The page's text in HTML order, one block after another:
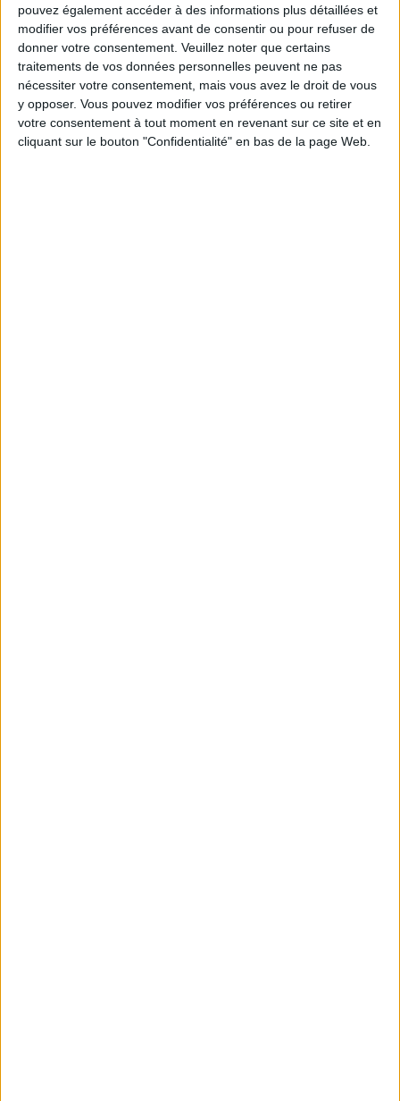
pouvez également accéder à des informations plus détaillées et
modifier vos préférences avant de consentir ou pour refuser de
donner votre consentement. Veuillez noter que certains
traitements de vos données personnelles peuvent ne pas
nécessiter votre consentement, mais vous avez le droit de vous
y opposer. Vous pouvez modifier vos préférences ou retirer
votre consentement à tout moment en revenant sur ce site et en
cliquant sur le bouton "Confidentialité" en bas de la page Web.
THE BEST HOTELS FOR A SPA AND GASTRONOMY WEEKEND